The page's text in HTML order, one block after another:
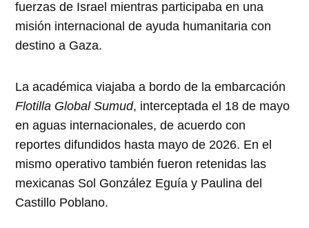
fuerzas de Israel mientras participaba en una
misión internacional de ayuda humanitaria con
destino a Gaza.
La académica viajaba a bordo de la embarcación
Flotilla Global Sumud, interceptada el 18 de mayo
en aguas internacionales, de acuerdo con
reportes difundidos hasta mayo de 2026. En el
mismo operativo también fueron retenidas las
mexicanas Sol González Eguía y Paulina del
Castillo Poblano.